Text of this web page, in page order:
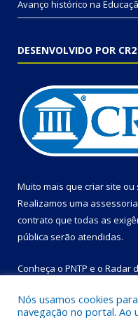
Avanço histórico na
DESENVOLVIDO POR CR2
Muito mais que criar site ou
Realizamos uma assessoria
contrato que todas as
pública serão atendidas.
Conheça o PNTP e o Radar
Nós usamos cookies
navegação no portal. Ao